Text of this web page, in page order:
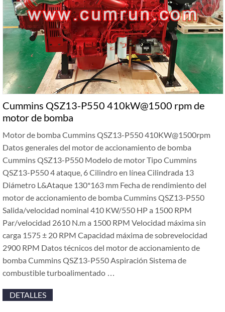
Cummins QSZ13-P550 410kW@1500 rpm de
motor de bomba
Motor de bomba Cummins QSZ13-P550 410KW@1500rpm
Datos generales del motor de accionamiento de bomba
Cummins QSZ13-P550 Modelo de motor Tipo Cummins
QSZ13-P550 4 ataque, 6 Cilindro en línea Cilindrada 13
Diámetro L&Ataque 130*163 mm Fecha de rendimiento del
motor de accionamiento de bomba Cummins QSZ13-P550
Salida/velocidad nominal 410 KW/550 HP a 1500 RPM
Par/velocidad 2610 N.m a 1500 RPM Velocidad máxima sin
carga 1575 ± 20 RPM Capacidad máxima de sobrevelocidad
2900 RPM Datos técnicos del motor de accionamiento de
bomba Cummins QSZ13-P550 Aspiración Sistema de
combustible turboalimentado …
DETALLES